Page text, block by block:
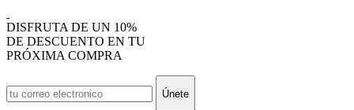
DISFRUTA DE UN 10%
DE DESCUENTO EN TU
PRÓXIMA COMPRA
Únete